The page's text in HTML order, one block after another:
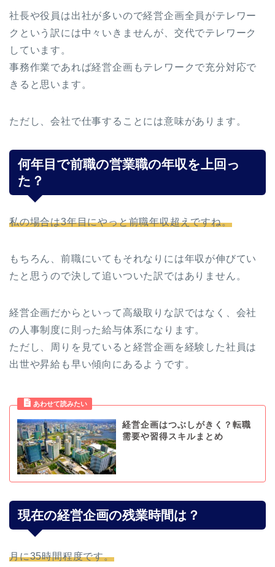
社長や役員は出社が多いので経営企画全員がテレワー
クという訳には中々いきませんが、交代でテレワーク
しています。
事務作業であれば経営企画もテレワークで充分対応で
きると思います。
ただし、会社で仕事することには意味があります。
何年目で前職の営業職の年収を上回っ
た？
私の場合は3年目にやっと前職年収超えですね。
もちろん、前職にいてもそれなりには年収が伸びてい
たと思うので決して追いついた訳ではありません。
経営企画だからといって高級取りな訳ではなく、会社
の人事制度に則った給与体系になります。
ただし、周りを見ていると経営企画を経験した社員は
出世や昇給も早い傾向にあるようです。
経営企画はつぶしがきく？転職
需要や習得スキルまとめ
現在の経営企画の残業時間は？
月に35時間程度です。